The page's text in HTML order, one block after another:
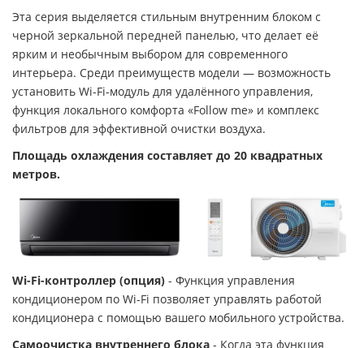
Эта серия выделяется стильным внутренним блоком с
черной зеркальной передней панелью, что делает её
ярким и необычным выбором для современного
интерьера. Среди преимуществ модели — возможность
установить Wi-Fi-модуль для удалённого управления,
функция локального комфорта «Follow me» и комплекс
фильтров для эффективной очистки воздуха.
Площадь охлаждения составляет до 20 квадратных
метров.
Wi-Fi-контроллер (опция) - Функция управления
кондиционером по Wi-Fi позволяет управлять работой
кондиционера с помощью вашего мобильного устройства.
Самоочистка внутреннего блока - Когда эта функция